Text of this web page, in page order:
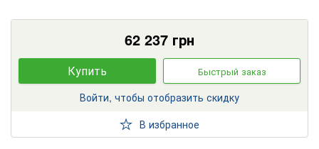
62 237 грн
Купить Быстрый заказ
Войти, чтобы отобразить скидку
В избранное